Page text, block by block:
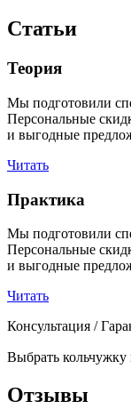
Статьи
Теория
Мы подготовили
Персональные
и выгодные
Читать
Практика
Мы подготовили
Персональные
и выгодные
Читать
Консультация /
Выбрать кольчужку
Отзывы